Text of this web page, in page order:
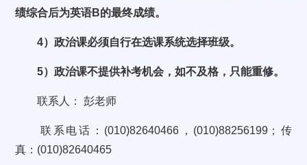
绩综合后为英语B的最终成绩。
4）政治课必须自行在选课系统选择班级。
5）政治课不提供补考机会，如不及格，只能重修。
联系人： 彭老师
联系电话： (010)82640466 ， (010)88256199 ；传
真： (010)82640465